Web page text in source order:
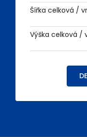
Šířka celková /
Výška celková /